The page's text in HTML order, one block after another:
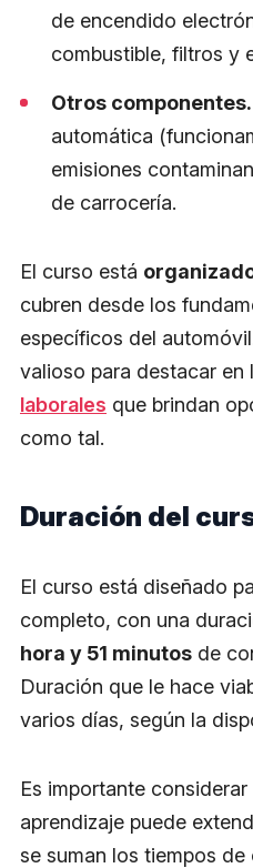
de encendido
combustible, filtros y
Otros componentes.
automática
emisiones
de carrocería.
El curso está
cubren desde los
específicos del
valioso para destacar en
laborales que brindan
como tal.
Duración del
El curso está diseñado
completo, con una
hora y 51 minutos de
Duración que le hace
varios días, según la
Es importante
aprendizaje puede
se suman los tiempos de